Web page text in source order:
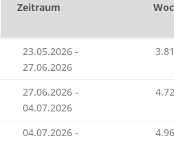
Zeitraum
Zeitraum
23.05.2026 -
27.06.2026
27.06.2026 -
04.07.2026
04.07.2026 -